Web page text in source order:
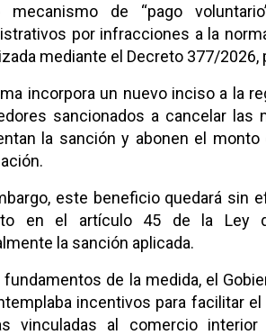
mecanismo de “pago
por infracciones a la
mediante el Decreto 377/
incorpora un nuevo inciso a la
sancionados a cancelar
la sanción y abonen el
este beneficio quedará
en el artículo 45 de la Ley
la sanción aplicada.
fundamentos de la medida, el
incentivos para facilitar
vinculadas al comercio